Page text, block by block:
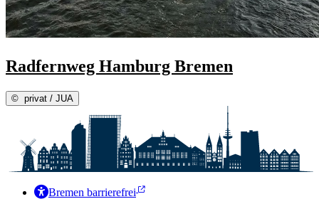
Radfernweg Hamburg Bremen
© privat / JUA
Bremen barrierefrei